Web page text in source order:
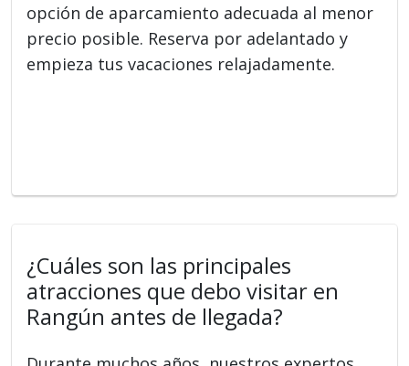
opción de aparcamiento adecuada al menor
precio posible. Reserva por adelantado y
empieza tus vacaciones relajadamente.
¿Cuáles son las principales
atracciones que debo visitar en
Rangún antes de llegada?